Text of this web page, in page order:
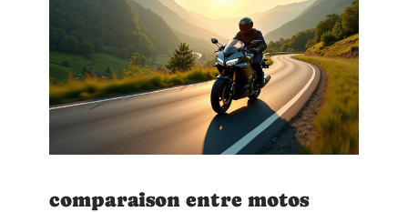
comparaison entre motos